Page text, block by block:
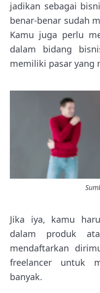
jadikan sebagai
benar-benar sudah
Kamu juga perlu
dalam bidang
memiliki pasar yang
Jika iya, kamu
dalam produk
mendaftarkan
freelancer untuk
banyak.